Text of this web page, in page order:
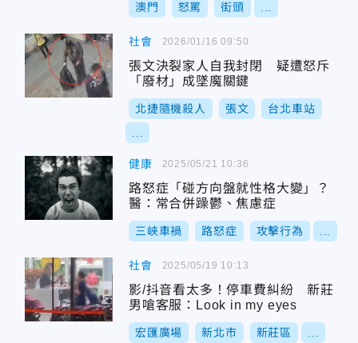
澳門 怒罵 街頭
社會
張文決裂家人自我封閉 疑遭怒斥
「廢材」成墜魔關鍵
北捷隨機殺人 張文 台北車站
2026/01/16 09:50
健康
路怒症「碰方向盤就性格大變」？
醫：常合併躁鬱、焦慮症
三峽車禍 路怒症 攻擊行為
2025/05/21 10:36
社會
影/抖音看太多！停車費糾紛 新莊
男嗆客服：Look in my eyes
宏匯廣場 新北市 新莊區
2025/05/19 10:13